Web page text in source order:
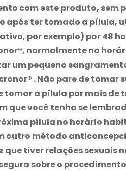
com este produto, sem
após ter tomado a pílula,
por exemplo) por 48
normalmente no
um pequeno
® . Não pare de tomar
tomar a pílula por mais
que você tenha se
pílula no horário
outro método
que tiver relações sexuais
sobre o